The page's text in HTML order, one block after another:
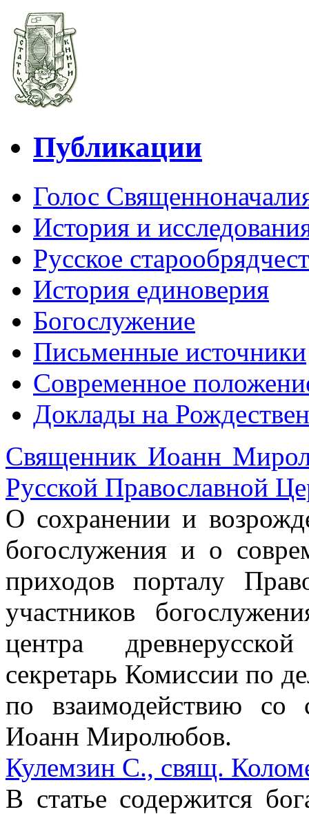
Публикации
Голос
История и
Русское
История единоверия
Богослужение
Письменные источники
Современное
Доклады на
Священник Иоанн
Русской Православной
О сохранении и
богослужения и о
приходов порталу
участников
центра
секретарь Комиссии по
по взаимодействию со
Иоанн Миролюбов.
Кулемзин С., свящ.
В статье содержится